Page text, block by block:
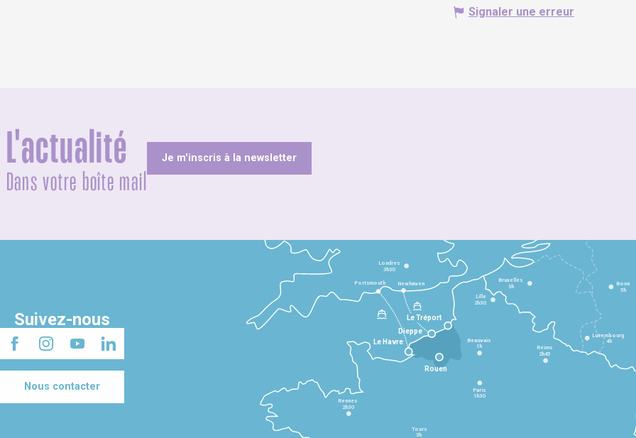
Signaler une erreur
L'actualité
Dans votre boîte mail
Je m'inscris à la newsletter
Suivez-nous
Nous contacter
Le Havre
Dieppe
Le Tréport
Rennes
2h30
Tours
3h
Paris
1h30
Beauvais
1h Reims
2h45
Lille
2h30
Bruxelles
3h
Londres
3h30
Newhaven
Portsmouth Bonn
5h
Luxembourg
4h
Rouen